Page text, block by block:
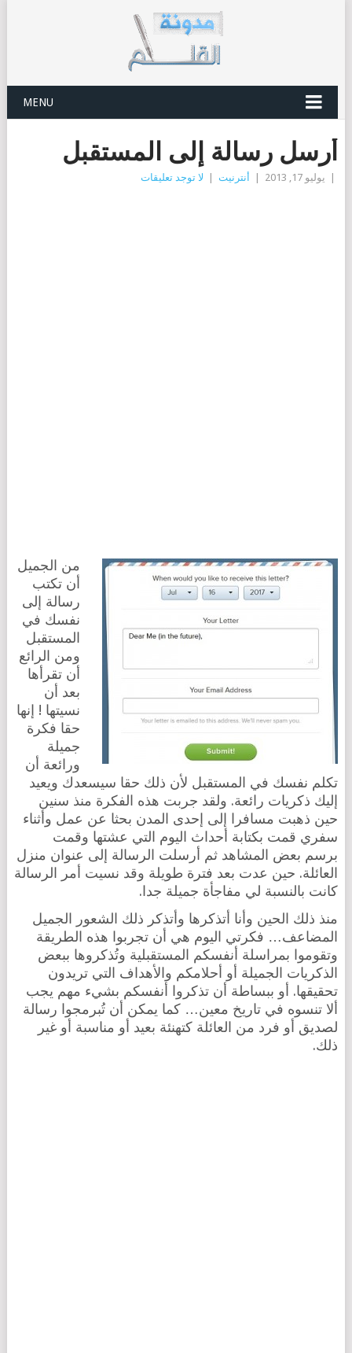
MENU
أرسل رسالة إلى المستقبل
يوليو 17, 2013 أنترنيت لا توجد تعليقات
من الجميل
أن تكتب
رسالة إلى
نفسك في
المستقبل
ومن الرائع
أن تقرأها
بعد أن
نسيتها ! إنها
حقا فكرة
جميلة
ورائعة أن
تكلم نفسك في المستقبل لأن ذلك حقا سيسعدك ويعيد
إليك ذكريات رائعة. ولقد جربت هذه الفكرة منذ سنين
حين ذهبت مسافرا إلى إحدى المدن بحثا عن عمل وأثناء
سفري قمت بكتابة أحداث اليوم التي عشتها وقمت
برسم بعض المشاهد ثم أرسلت الرسالة إلى عنوان منزل
العائلة. حين عدت بعد فترة طويلة وقد نسيت أمر الرسالة
كانت بالنسبة لي مفاجأة جميلة جدا.
منذ ذلك الحين وأنا أتذكرها وأتذكر ذلك الشعور الجميل
المضاعف… فكرتي اليوم هي أن تجربوا هذه الطريقة
وتقوموا بمراسلة أنفسكم المستقبلية وتُذكروها ببعض
الذكريات الجميلة أو أحلامكم والأهداف التي تريدون
تحقيقها. أو ببساطة أن تذكروا أنفسكم بشيء مهم يجب
ألا تنسوه في تاريخ معين… كما يمكن أن تُبرمجوا رسالة
لصديق أو فرد من العائلة كتهنئة بعيد أو مناسبة أو غير
ذلك.